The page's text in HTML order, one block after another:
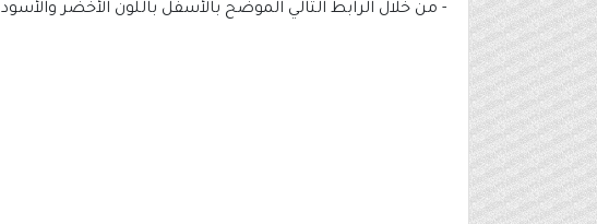
- من خلال الرابط التالي الموضح بالأسفل باللون الأخضر والأسود